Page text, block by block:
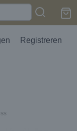
Registreren